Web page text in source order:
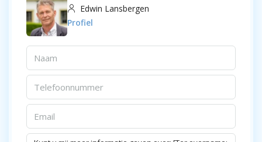
Edwin Lansbergen
Profiel